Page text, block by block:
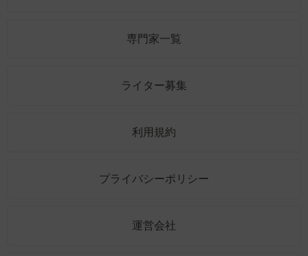
専門家一覧
ライター募集
利用規約
プライバシーポリシー
運営会社